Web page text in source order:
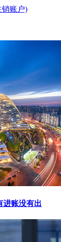
销账户)
进账没有出